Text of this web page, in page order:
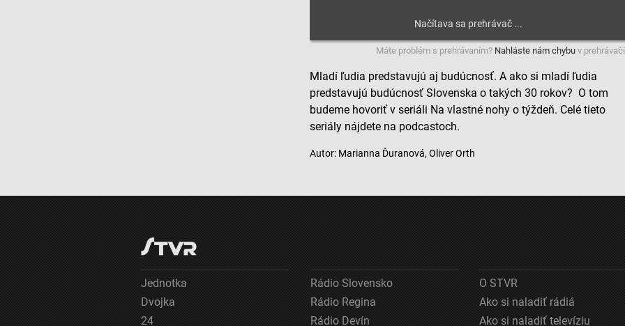
Identifikácia zariadení na základe aktívne vyžiadaných informácií
Máte problém s prehrávaním? Nahláste nám chybu v
Mladí ľudia predstavujú aj budúcnosť. A ako si mladí ľudia
predstavujú budúcnosť Slovenska o takých 30 rokov? O tom
budeme hovoriť v seriáli Na vlastné nohy o týždeň. Celé tieto
seriály nájdete na podcastoch.
Autor: Marianna Ďuranová, Oliver Orth
Jednotka
Dvojka
24
Rádio Slovensko
Rádio Regina
Rádio Devín
O STVR
Ako si naladiť rádiá
Ako si naladiť televíziu